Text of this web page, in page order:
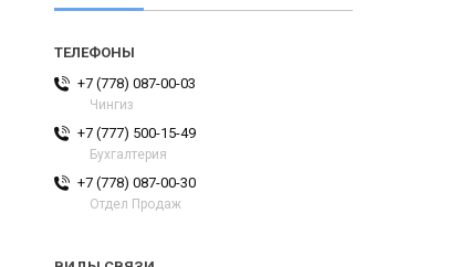
+7 (778) 087-00-03
Чингиз
+7 (777) 500-15-49
Бухгалтерия
+7 (778) 087-00-30
Отдел Продаж